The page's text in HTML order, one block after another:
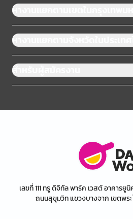
หางานแยกตามเขตในกรุงเทพมห
หางานแยกตามจังหวัดในประเทศไ
สำหรับผู้สมัครงาน
เลขที่ 111 ทรู ดิจิทัล พาร์ค เวสต์ อาคารยู
ถนนสุขุมวิท แขวงบางจาก เขตพร